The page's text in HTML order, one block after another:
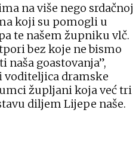
na više nego srdačnoj
koji su pomogli u
te našem župniku vlč.
bez koje ne bismo
goastovanja”,
voditeljica dramske
župljani koja već tri
diljem Lijepe naše.